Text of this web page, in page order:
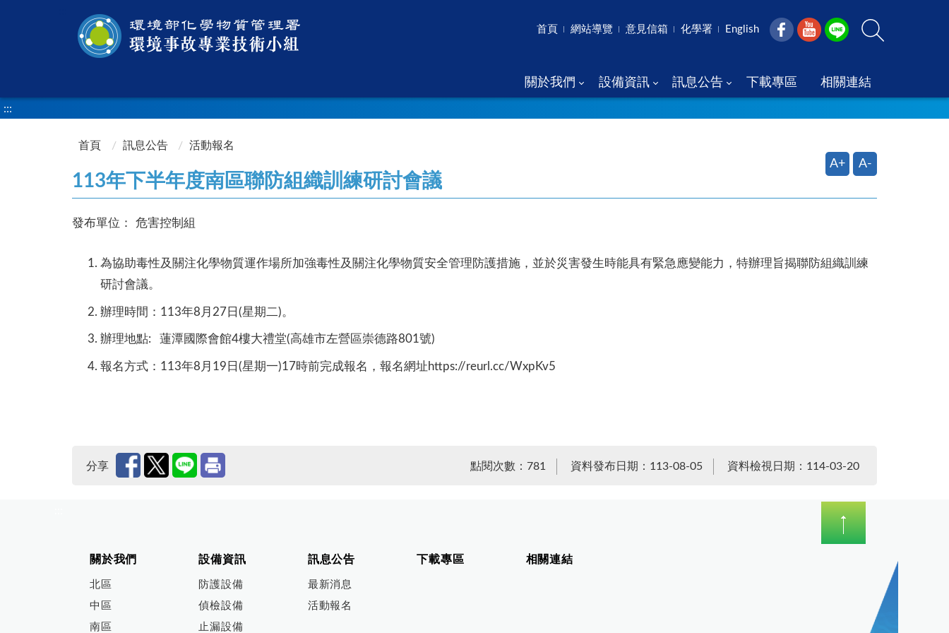
首頁 網站導覽 意見信箱 化學署 English
關於我們 設備資訊 訊息公告 下載專區 相關連結
:::
首頁 訊息公告 活動報名
A+ A-
113年下半年度南區聯防組織訓練研討會議
發布單位： 危害控制組
為協助毒性及關注化學物質運作場所加強毒性及關注化學物質安全管理防護措施，並於災害發生時能具有緊急應變能力，特辦理旨揭聯防組織訓練
研討會議。
辦理時間：113年8月27日(星期二)。
辦理地點: 蓮潭國際會館4樓大禮堂(高雄市左營區崇德路801號)
報名方式：113年8月19日(星期一)17時前完成報名，報名網址https://reurl.cc/WxpKv5
分享 點閱次數：781 資料發布日期：113-08-05 資料檢視日期：114-03-20
關於我們
北區
中區
南區
設備資訊
防護設備
偵檢設備
止漏設備
訊息公告
最新消息
活動報名
下載專區 相關連結